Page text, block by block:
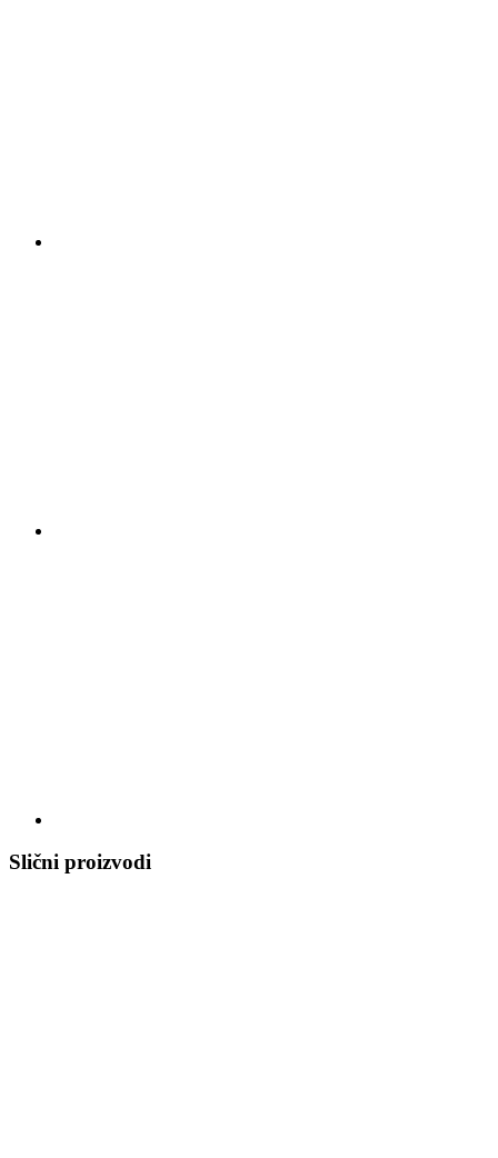
Slični proizvodi